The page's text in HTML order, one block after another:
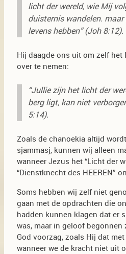
licht der wereld, wie Mij
duisternis wandelen.
levens hebben” (Joh 8:12).
Hij daagde ons uit om zelf het
over te nemen:
“Jullie zijn het licht der
berg ligt, kan niet
5:14).
Zoals de chanoekia altijd
sjammasj, kunnen wij alleen
wanneer Jezus het “Licht der
“Dienstknecht des HEEREN”
Soms hebben wij zelf niet
gaan met de opdrachten die
hadden kunnen klagen dat er
was, maar in geloof begonnen
God voorzag, zoals Hij dat
wanneer we de kracht niet uit